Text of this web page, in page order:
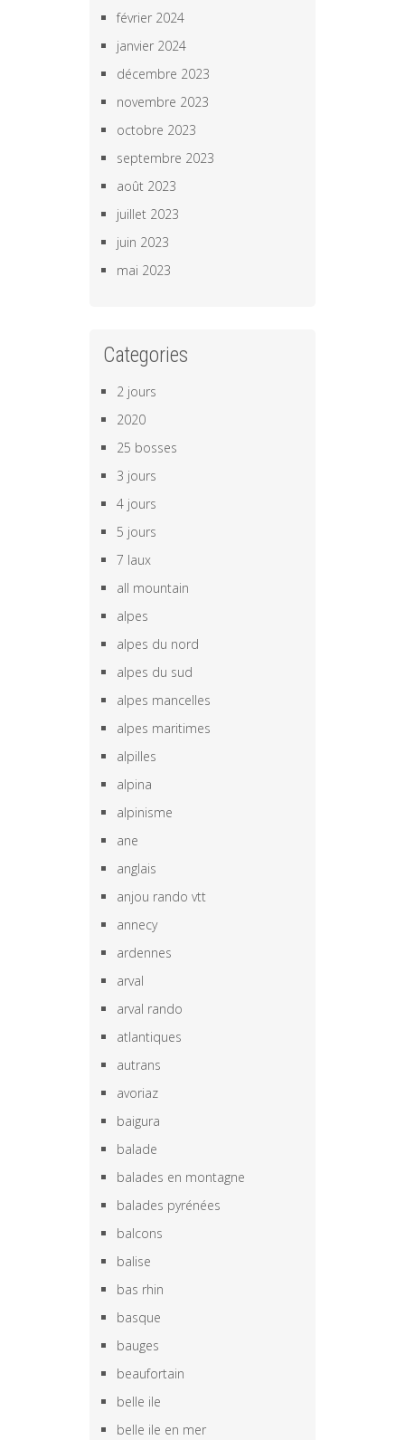
février 2024
janvier 2024
décembre 2023
novembre 2023
octobre 2023
septembre 2023
août 2023
juillet 2023
juin 2023
mai 2023
Categories
2 jours
2020
25 bosses
3 jours
4 jours
5 jours
7 laux
all mountain
alpes
alpes du nord
alpes du sud
alpes mancelles
alpes maritimes
alpilles
alpina
alpinisme
ane
anglais
anjou rando vtt
annecy
ardennes
arval
arval rando
atlantiques
autrans
avoriaz
baigura
balade
balades en montagne
balades pyrénées
balcons
balise
bas rhin
basque
bauges
beaufortain
belle ile
belle ile en mer